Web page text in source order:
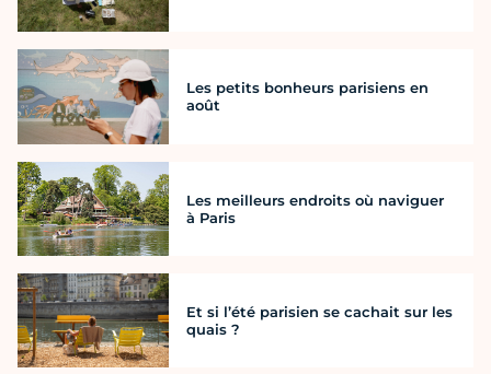
Les petits bonheurs parisiens en
août
Les meilleurs endroits où naviguer
à Paris
Et si l’été parisien se cachait sur les
quais ?